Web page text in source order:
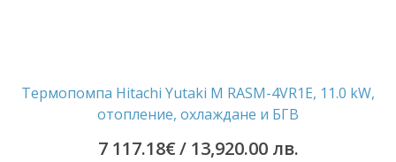
Термопомпа Hitachi Yutaki M RASM-4VR1E, 11.0 kW,
отопление, охлаждане и БГВ
7 117.18€/ 13,920.00 лв.